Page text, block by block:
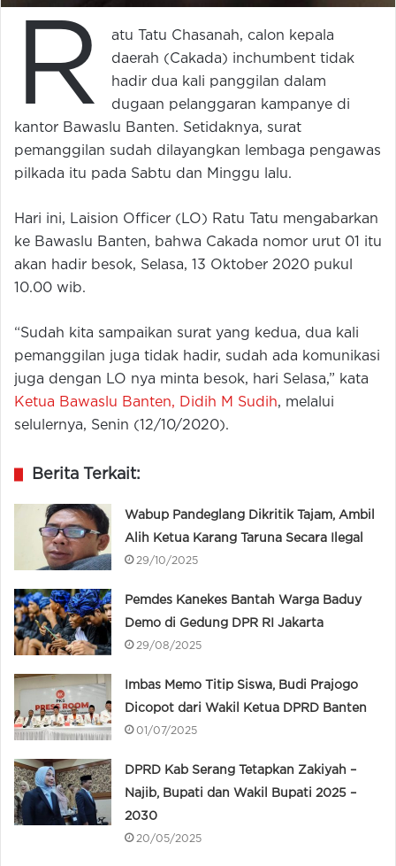
R
atu Tatu Chasanah, calon kepala
daerah (Cakada) inchumbent tidak
hadir dua kali panggilan dalam
dugaan pelanggaran kampanye di
kantor Bawaslu Banten. Setidaknya, surat
pemanggilan sudah dilayangkan lembaga pengawas
pilkada itu pada Sabtu dan Minggu lalu.
Hari ini, Laision Officer (LO) Ratu Tatu mengabarkan
ke Bawaslu Banten, bahwa Cakada nomor urut 01 itu
akan hadir besok, Selasa, 13 Oktober 2020 pukul
10.00 wib.
“Sudah kita sampaikan surat yang kedua, dua kali
pemanggilan juga tidak hadir, sudah ada komunikasi
juga dengan LO nya minta besok, hari Selasa,” kata
Ketua Bawaslu Banten, Didih M Sudih, melalui
selulernya, Senin (12/10/2020).
Berita Terkait:
Wabup Pandeglang Dikritik Tajam, Ambil
Alih Ketua Karang Taruna Secara Ilegal
29/10/2025
Pemdes Kanekes Bantah Warga Baduy
Demo di Gedung DPR RI Jakarta
29/08/2025
Imbas Memo Titip Siswa, Budi Prajogo
Dicopot dari Wakil Ketua DPRD Banten
01/07/2025
DPRD Kab Serang Tetapkan Zakiyah –
Najib, Bupati dan Wakil Bupati 2025 –
2030
20/05/2025